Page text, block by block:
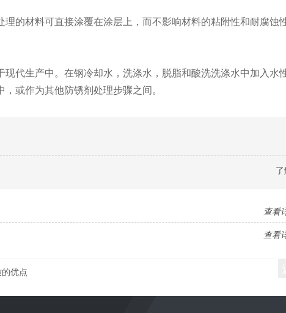
材料可直接涂覆在涂层上，而不影响材料的粘附性和耐腐蚀
生产中。在钢冷却水，洗涤水，脱脂和酸洗洗涤水中加入水
或作为其他防锈剂处理步骤之间。
查看
查看
优点